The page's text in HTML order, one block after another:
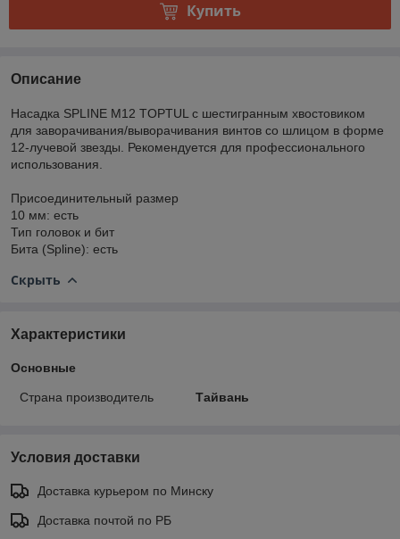
Купить
Описание
Насадка SPLINE M12 TOPTUL с шестигранным хвостовиком
для заворачивания/выворачивания винтов со шлицом в форме
12-лучевой звезды. Рекомендуется для профессионального
использования.
Присоединительный размер
10 мм: есть
Тип головок и бит
Бита (Spline): есть
Скрыть
Характеристики
Основные
Страна производитель Тайвань
Условия доставки
Доставка курьером по Минску
Доставка почтой по РБ